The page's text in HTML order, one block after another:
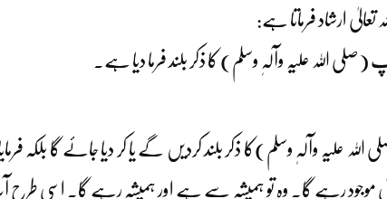
ارشاد فرماتا ہے:
علیہ وآلہٖ وسلم)کا ذکر بلند کردیں گے یا کر دیا جائے گا
رہے گا۔ وہ تو ہمیشہ سے ہے اور ہمیشہ رہے گا۔ اسی طرح